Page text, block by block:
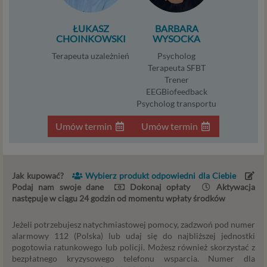
ŁUKASZ
CHOINKOWSKI
Terapeuta uzależnień
Umów termin
BARBARA
WYSOCKA
Psycholog
Terapeuta SFBT
Trener
EEGBiofeedback
Psycholog transportu
Umów termin
Jak kupować?
Wybierz produkt odpowiedni dla Ciebie
Podaj nam swoje dane
Dokonaj opłaty
Aktywacja
następuje w ciągu 24 godzin od momentu wpłaty środków
Jeżeli potrzebujesz natychmiastowej pomocy, zadzwoń pod numer
alarmowy 112 (Polska) lub udaj się do najbliższej jednostki
pogotowia ratunkowego lub policji. Możesz również skorzystać z
bezpłatnego kryzysowego telefonu wsparcia. Numer dla
Niezbędność przetwarzania do zawarcia lub
wykonania umowy, której jesteś stroną. Umowa to,
w naszym przypadku, regulamin serwisu i
informacje na stronach ofertowych danej usługi.
Jeśli zatem zawieramy z Tobą umowę o realizację
danej usługi, to możemy przetwarzać Twoje dane w
zakresie niezbędnym do realizacji tej umowy. W
przypadku, gdy zakładasz u nas konto, to umowa o
dostarczenie tego konta upoważnia nas do
przetwarzania danych niezbędnych do jego
w stanie zapewnić Ci usługi, a Ty nie mógłbyś z niej
korzystać.
Niezbędność przetwarzania do celów wynikających
przez administratora lub przez stronę trzecią. Ta
podstawa przetwarzania danych dotyczy
przypadków, gdy ich przetwarzanie jest